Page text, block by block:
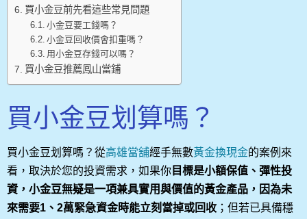
買小金豆前先看這些常見問題
小金豆要工錢嗎？
小金豆回收價會扣重嗎？
用小金豆存錢可以嗎？
買小金豆推薦鳳山當鋪
買小金豆划算嗎？
買小金豆划算嗎？從高雄當舖經手無數黃金換現金的案例來
看，取決於您的投資需求，如果你 目標是小額保值、彈性投
資，小金豆無疑是一項兼具實用與價值的黃金產品，因為未
來需要1、2萬緊急資金時能立刻當掉或回收 ；但若已具備穩